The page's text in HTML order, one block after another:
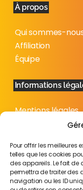
Pour offrir les meilleures
telles que les cookies
des appareils. Le fait de
permettra de traiter des
navigation ou les ID
À propos
Qui sommes-
Affiliation
Équipe
Informations
Mentions légales
Politique de